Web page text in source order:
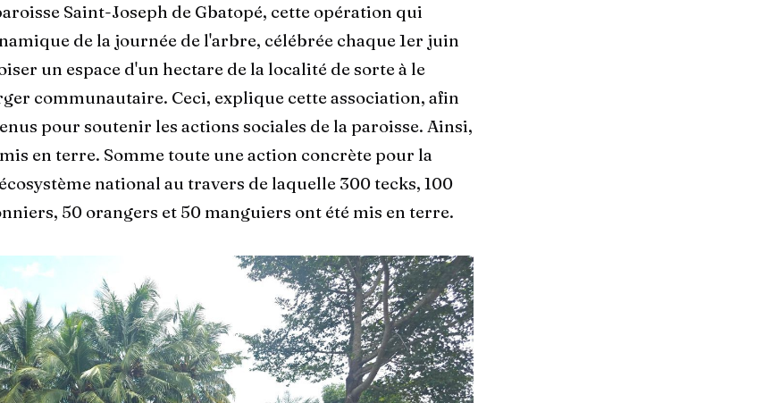
Saint-Joseph de Gbatopé, cette opération qui
de la journée de l'arbre, célébrée chaque 1er juin
un espace d'un hectare de la localité de sorte à le
communautaire. Ceci, explique cette association, afin
pour soutenir les actions sociales de la paroisse. Ainsi,
en terre. Somme toute une action concrète pour la
national au travers de laquelle 300 tecks, 100
50 orangers et 50 manguiers ont été mis en terre.